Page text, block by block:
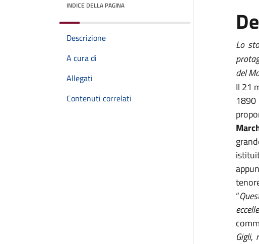
INDICE DELLA PAGINA
Descrizione
A cura di
Allegati
Contenuti correlati
Lo
del
Il 21
“
Gigli,